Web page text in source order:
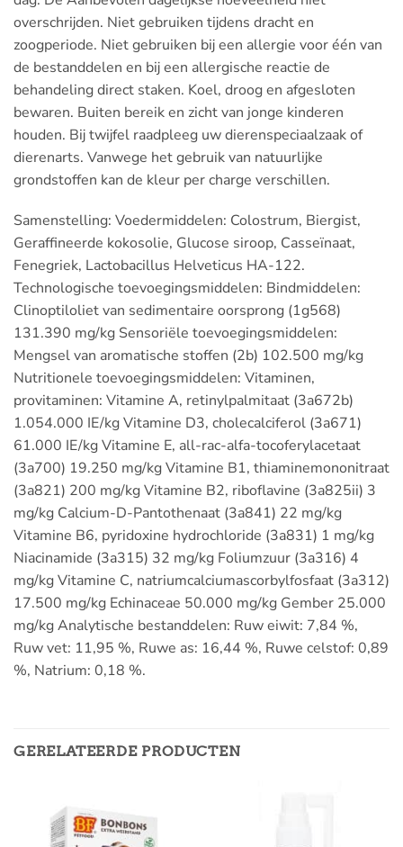
overschrijden. Niet gebruiken tijdens dracht en
zoogperiode. Niet gebruiken bij een allergie voor één van
de bestanddelen en bij een allergische reactie de
behandeling direct staken. Koel, droog en afgesloten
bewaren. Buiten bereik en zicht van jonge kinderen
houden. Bij twijfel raadpleeg uw dierenspeciaalzaak of
dierenarts. Vanwege het gebruik van natuurlijke
grondstoffen kan de kleur per charge verschillen.
Samenstelling: Voedermiddelen: Colostrum, Biergist,
Geraffineerde kokosolie, Glucose siroop, Casseïnaat,
Fenegriek, Lactobacillus Helveticus HA-122.
Technologische toevoegingsmiddelen: Bindmiddelen:
Clinoptiloliet van sedimentaire oorsprong (1g568)
131.390 mg/kg Sensoriële toevoegingsmiddelen:
Mengsel van aromatische stoffen (2b) 102.500 mg/kg
Nutritionele toevoegingsmiddelen: Vitaminen,
provitaminen: Vitamine A, retinylpalmitaat (3a672b)
1.054.000 IE/kg Vitamine D3, cholecalciferol (3a671)
61.000 IE/kg Vitamine E, all-rac-alfa-tocoferylacetaat
(3a700) 19.250 mg/kg Vitamine B1, thiaminemononitraat
(3a821) 200 mg/kg Vitamine B2, riboflavine (3a825ii) 3
mg/kg Calcium-D-Pantothenaat (3a841) 22 mg/kg
Vitamine B6, pyridoxine hydrochloride (3a831) 1 mg/kg
Niacinamide (3a315) 32 mg/kg Foliumzuur (3a316) 4
mg/kg Vitamine C, natriumcalciumascorbylfosfaat (3a312)
17.500 mg/kg Echinaceae 50.000 mg/kg Gember 25.000
mg/kg Analytische bestanddelen: Ruw eiwit: 7,84 %,
Ruw vet: 11,95 %, Ruwe as: 16,44 %, Ruwe celstof: 0,89
%, Natrium: 0,18 %.
GERELATEERDE PRODUCTEN